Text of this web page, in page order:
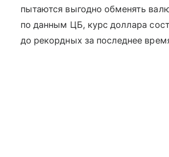
пытаются выгодно обменять
по данным ЦБ, курс доллара
до рекордных за последнее